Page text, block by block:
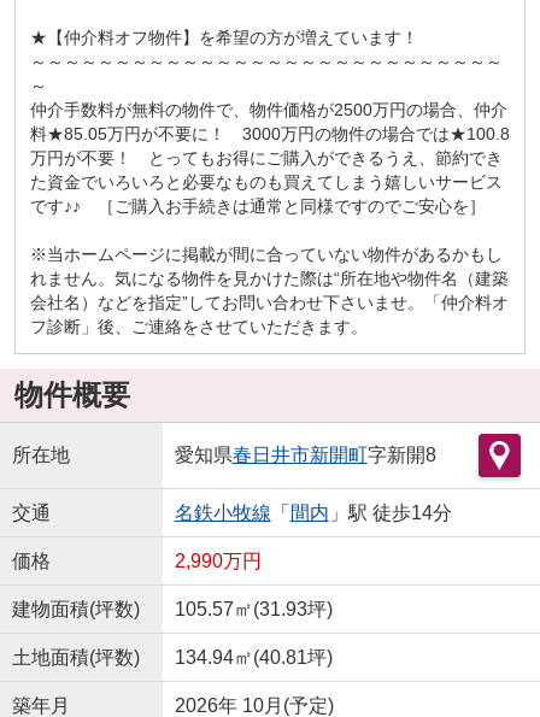
★【仲介料オフ物件】を希望の方が増えています！
～～～～～～～～～～～～～～～～～～～～～～～～～～～～
～
仲介手数料が無料の物件で、物件価格が2500万円の場合、仲介
料★85.05万円が不要に！ 3000万円の物件の場合では★100.8
万円が不要！ とってもお得にご購入ができるうえ、節約でき
た資金でいろいろと必要なものも買えてしまう嬉しいサービス
です♪♪ ［ご購入お手続きは通常と同様ですのでご安心を］
※当ホームページに掲載が間に合っていない物件があるかもし
れません。気になる物件を見かけた際は“所在地や物件名（建築
会社名）などを指定”してお問い合わせ下さいませ。「仲介料オ
フ診断」後、ご連絡をさせていただきます。
物件概要
所在地 愛知県春日井市新開町字新開8
交通 名鉄小牧線 「 間内 」駅 徒歩14分
価格 2,990万円
建物面積(坪数) 105.57㎡(31.93坪)
土地面積(坪数) 134.94㎡(40.81坪)
築年月 2026年 10月(予定)